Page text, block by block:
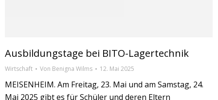
Ausbildungstage bei BITO-Lagertechnik
Wirtschaft Von Benigna Wilms 12. Mai 2025
MEISENHEIM. Am Freitag, 23. Mai und am Samstag, 24.
Mai 2025 gibt es für Schüler und deren Eltern